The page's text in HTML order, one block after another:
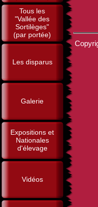
Tous les
"Vallée des
Sortilèges"
(par portée)
Les disparus
Galerie
Expositions et
Nationales
d'élevage
Vidéos